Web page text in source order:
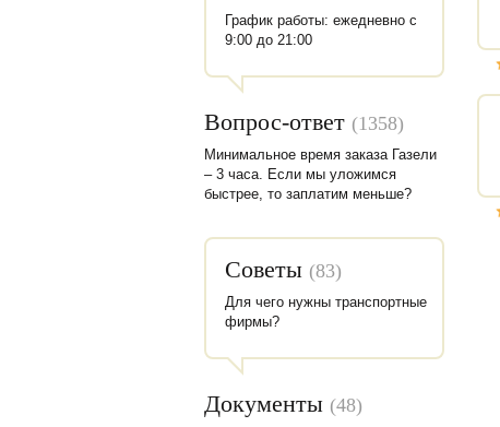
График работы: ежедневно с
9:00 до 21:00
Вопрос-ответ (1358)
Минимальное время заказа Газели
– 3 часа. Если мы уложимся
быстрее, то заплатим меньше?
Советы (83)
Для чего нужны транспортные
фирмы?
Документы (48)